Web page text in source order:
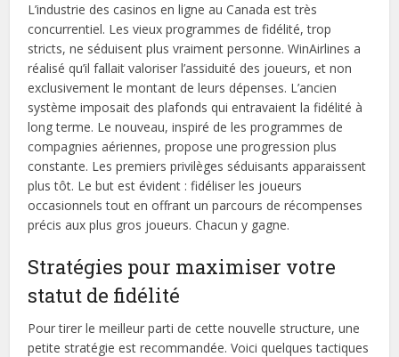
L’industrie des casinos en ligne au Canada est très
concurrentiel. Les vieux programmes de fidélité, trop
stricts, ne séduisent plus vraiment personne. WinAirlines a
réalisé qu’il fallait valoriser l’assiduité des joueurs, et non
exclusivement le montant de leurs dépenses. L’ancien
système imposait des plafonds qui entravaient la fidélité à
long terme. Le nouveau, inspiré de les programmes de
compagnies aériennes, propose une progression plus
constante. Les premiers privilèges séduisants apparaissent
plus tôt. Le but est évident : fidéliser les joueurs
occasionnels tout en offrant un parcours de récompenses
précis aux plus gros joueurs. Chacun y gagne.
Stratégies pour maximiser votre
statut de fidélité
Pour tirer le meilleur parti de cette nouvelle structure, une
petite stratégie est recommandée. Voici quelques tactiques